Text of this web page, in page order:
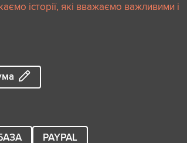
історії, які вважаємо важливими і
PAYPAL